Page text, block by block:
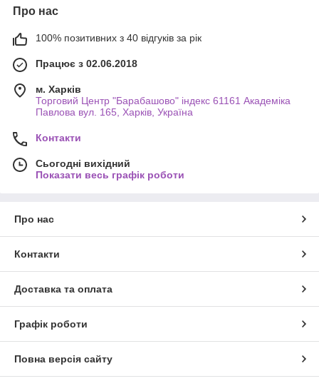
Про нас
100% позитивних з 40 відгуків за рік
Працює з 02.06.2018
м. Харків
Торговий Центр "Барабашово" індекс 61161 Академіка
Павлова вул. 165, Харків, Україна
Контакти
Сьогодні вихідний
Показати весь графік роботи
Про нас
Контакти
Доставка та оплата
Графік роботи
Повна версія сайту